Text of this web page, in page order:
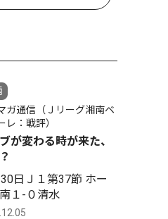
ガ通信（Ｊリーグ湘南ベ
レ：戦評）
が変わる時が来た、
日Ｊ１第37節 ホー
１-０清水